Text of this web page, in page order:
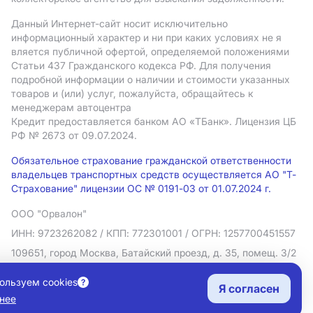
Данный Интернет-сайт носит исключительно
информационный характер и ни при каких условиях не я
вляется публичной офертой, определяемой положениями
Статьи 437 Гражданского кодекса РФ. Для получения
подробной информации о наличии и стоимости указанных
товаров и (или) услуг, пожалуйста, обращайтесь к
менеджерам автоцентра
Кредит предоставляется банком АO «ТБанк». Лицензия ЦБ
РФ № 2673 от 09.07.2024.
Обязательное страхование гражданской ответственности
владельцев транспортных средств осуществляется АО "Т-
Страхование" лицензии ОС № 0191-03 от 01.07.2024 г.
ООО "Орвалон"
ИНН: 9723262082 / КПП: 772301001 / ОГРН: 1257700451557
109651, город Москва, Батайский проезд, д. 35, помещ. 3/2
Политика в отношении обработки персональных данных
Согласие на рекламную рассылку
Правовая информация
cookies
Я согласен